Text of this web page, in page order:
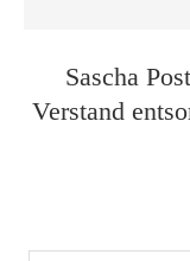
Sascha
Verstand